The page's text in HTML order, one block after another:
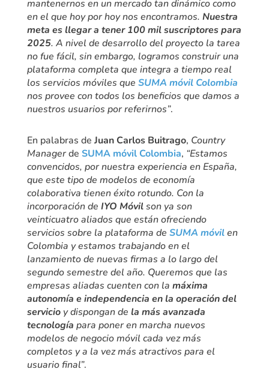
mantenernos en un mercado tan dinámico como
en el que hoy por hoy nos encontramos. Nuestra
meta es llegar a tener 100 mil suscriptores para
2025. A nivel de desarrollo del proyecto la tarea
no fue fácil, sin embargo, logramos construir una
plataforma completa que integra a tiempo real
los servicios móviles que SUMA móvil Colombia
nos provee con todos los beneficios que damos a
nuestros usuarios por referirnos”.
En palabras de Juan Carlos Buitrago, Country
Managerde SUMA móvil Colombia, “Estamos
convencidos, por nuestra experiencia en España,
que este tipo de modelos de economía
colaborativa tienen éxito rotundo. Con la
incorporación de IYO Móvilson ya son
veinticuatro aliados que están ofreciendo
servicios sobre la plataforma de SUMA móvilen
Colombia y estamos trabajando en el
lanzamiento de nuevas firmas a lo largo del
segundo semestre del año. Queremos que las
empresas aliadas cuenten con la máxima
autonomía e independencia en la operación del
servicioy dispongan de la más avanzada
tecnología para poner en marcha nuevos
modelos de negocio móvil cada vez más
completos y a la vez más atractivos para el
usuario final”.